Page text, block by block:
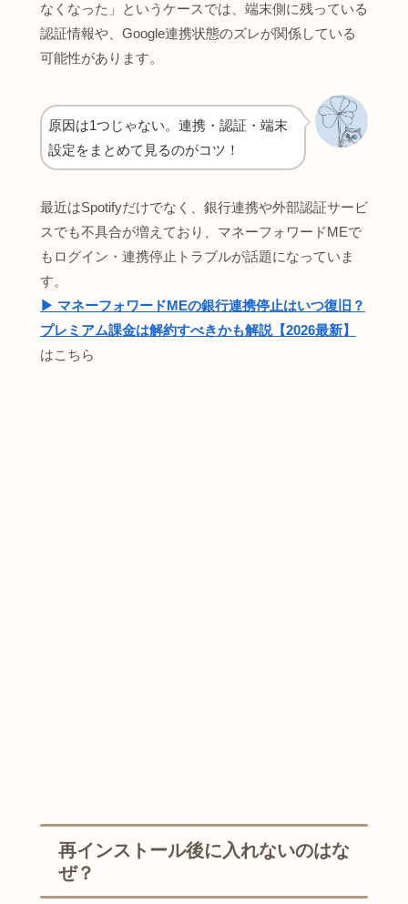
なくなった」というケースでは、端末側に残っている
認証情報や、Google連携状態のズレが関係している
可能性があります。
原因は1つじゃない。連携・認証・端末
設定をまとめて見るのがコツ！
最近はSpotifyだけでなく、銀行連携や外部認証サービ
スでも不具合が増えており、マネーフォワードMEで
もログイン・連携停止トラブルが話題になっていま
す。
▶︎ マネーフォワードMEの銀行連携停止はいつ復旧？
プレミアム課金は解約すべきかも解説【2026最新】
はこちら
再インストール後に入れないのはな
ぜ？